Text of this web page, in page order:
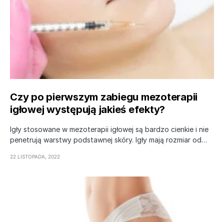
Czy po pierwszym zabiegu mezoterapii
igłowej występują jakieś efekty?
Igły stosowane w mezoterapii igłowej są bardzo cienkie i nie
penetrują warstwy podstawnej skóry. Igły mają rozmiar od…
22 LISTOPADA, 2022